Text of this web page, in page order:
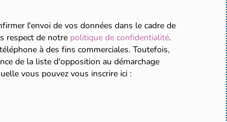
l'envoi de vos données dans le cadre de
respect de notre politique de confidentialité.
à des fins commerciales. Toutefois,
de la liste d'opposition au démarchage
vous pouvez vous inscrire ici :